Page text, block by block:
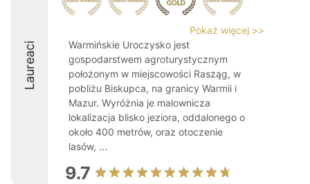
Laureaci
Pokaż więcej >>
Warmińskie Uroczysko jest
gospodarstwem agroturystycznym
położonym w miejscowości Rasząg, w
pobliżu Biskupca, na granicy Warmii i
Mazur. Wyróżnia je malownicza
lokalizacja blisko jeziora, oddalonego o
około 400 metrów, oraz otoczenie
lasów, ...
9.7